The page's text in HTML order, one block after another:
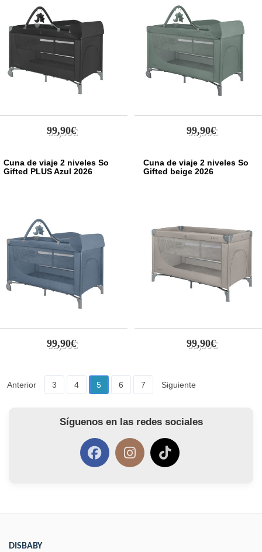
99,90€ 99,90€
Cuna de viaje 2 niveles So
Gifted PLUS Azul 2026
99,90€
Cuna de viaje 2 niveles So
Gifted beige 2026
99,90€
Anterior 3 4 5 6 7 Siguiente
Síguenos en las redes sociales
DISBABY